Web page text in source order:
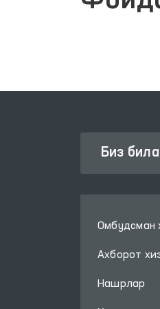
Биз
Омбудсман
Ахборот
Нашрлар